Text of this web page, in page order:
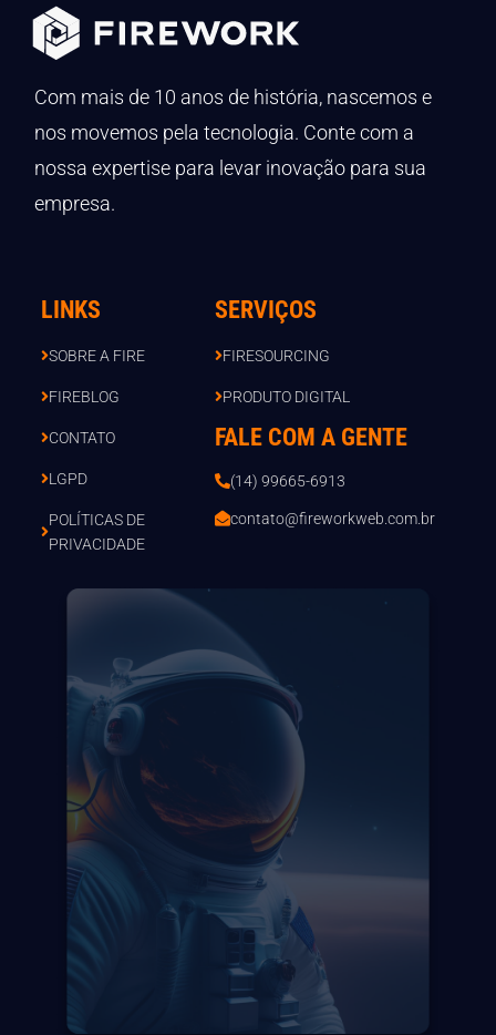
Com mais de 10 anos de história, nascemos e
nos movemos pela tecnologia. Conte com a
nossa expertise para levar inovação para sua
empresa.
LINKS
SOBRE A FIRE
FIREBLOG
CONTATO
LGPD
POLÍTICAS DE
PRIVACIDADE
SERVIÇOS
FIRESOURCING
PRODUTO DIGITAL
FALE COM A GENTE
(14) 99665-6913
contato@fireworkweb.com.br